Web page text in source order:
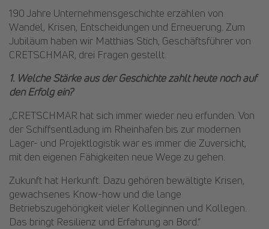
190 Jahre Unternehmensgeschichte erzählen von
Wandel, Krisen, Entscheidungen und Erneuerung. Zum
Jubiläum haben wir Matthias Stich, Geschäftsführer von
CRETSCHMAR, drei Fragen gestellt.
1. Welche Stärke aus der Geschichte zahlt heute noch auf
den Erfolg ein?
„CRETSCHMAR hat sich immer wieder neu erfunden. Von
der Schiffsentladung im Rheinhafen bis zur modernen
Lager- und Projektlogistik war es immer die Zuversicht,
mit den eigenen Fähigkeiten neue Wege zu gehen.
Zukunft hat Herkunft. Dazu gehören bewältigte Krisen,
gewachsenes Know-how und die lange
Betriebszugehörigkeit vieler Kolleginnen und Kollegen.
Das bringt Resilienz und Erfahrung an Bord.“